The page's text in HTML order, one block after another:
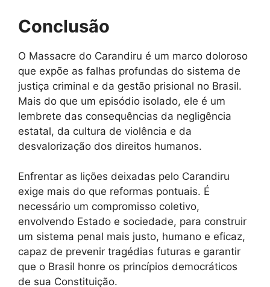
Conclusão
O Massacre do Carandiru é um marco doloroso
que expõe as falhas profundas do sistema de
justiça criminal e da gestão prisional no Brasil.
Mais do que um episódio isolado, ele é um
lembrete das consequências da negligência
estatal, da cultura de violência e da
desvalorização dos direitos humanos.
Enfrentar as lições deixadas pelo Carandiru
exige mais do que reformas pontuais. É
necessário um compromisso coletivo,
envolvendo Estado e sociedade, para construir
um sistema penal mais justo, humano e eficaz,
capaz de prevenir tragédias futuras e garantir
que o Brasil honre os princípios democráticos
de sua Constituição.